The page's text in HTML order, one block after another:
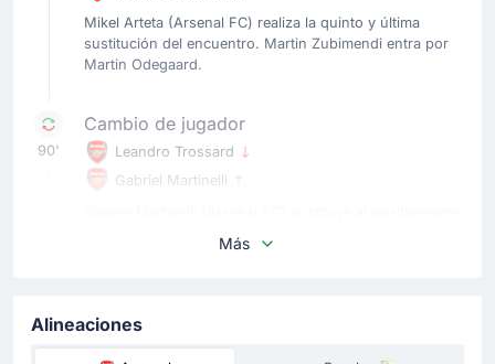
Mikel Arteta (Arsenal FC) realiza la quinto y última
sustitución del encuentro. Martin Zubimendi entra por
Martin Odegaard.
90'
Cambio de jugador
Leandro Trossard
Gabriel Martinelli
lesionado Leandro Trossard en el estadio Estadio
Tarjeta amarilla
Más
Alineaciones